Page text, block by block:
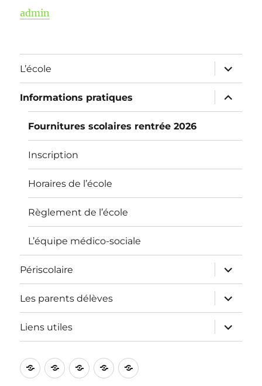
admin
L’école
ouvrir
le
sous-
menu
Informations pratiques
ouvrir
le
sous-
Fournitures scolaires rentrée 2026
Inscription
Horaires de l’école
Règlement de l’école
L’équipe médico-sociale
Périscolaire
ouvrir
le
sous-
menu
Les parents délèves
ouvrir
le
sous-
menu
Liens utiles
ouvrir
le
sous-
L’écoleInformations
Périscolaire
Les
Liens